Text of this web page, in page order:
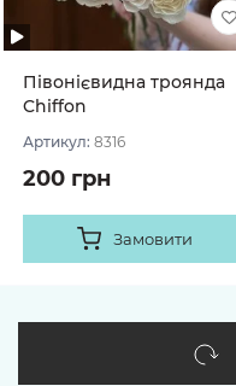
Півонієвидна троянда
Chiffon
Артикул: 8316
200 грн
Замовити